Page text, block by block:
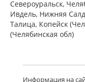
Североуральск,
Ивдель, Нижняя
Талица, Копейск
(Челябинская обл)
Информация на